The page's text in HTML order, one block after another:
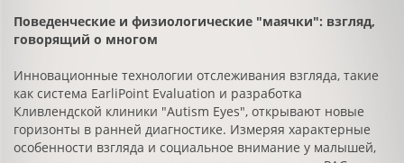
Поведенческие и физиологические "маячки": взгляд,
говорящий о многом
Инновационные технологии отслеживания взгляда, такие
как система EarliPoint Evaluation и разработка
Кливлендской клиники "Autism Eyes", открывают новые
горизонты в ранней диагностике. Измеряя характерные
особенности взгляда и социальное внимание у малышей,